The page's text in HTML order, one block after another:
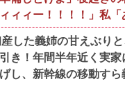
ィィー！！！！」私「
した義姉の甘えぶり
き！年間半年近く実
し、新幹線の移動す